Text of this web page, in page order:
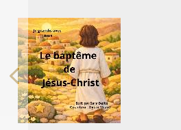
Previous